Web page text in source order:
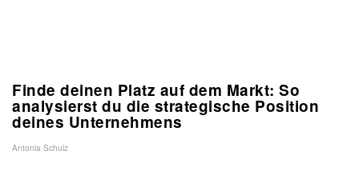
Finde deinen Platz auf dem Markt: So
analysierst du die strategische Position
deines Unternehmens
Antonia Schulz